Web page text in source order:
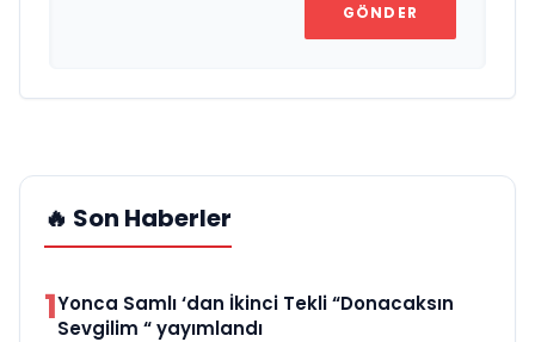
GÖNDER
🔥 Son Haberler
1Yonca Samlı ‘dan İkinci Tekli “Donacaksın
Sevgilim “ yayımlandı